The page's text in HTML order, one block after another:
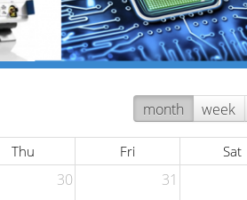
month week
Thu Fri Sat
30 31